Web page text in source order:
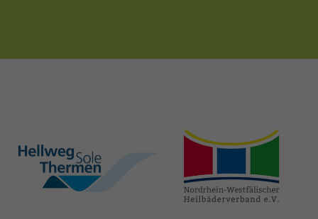
hellweg-sole-
thermen.de
heilbaeder.de